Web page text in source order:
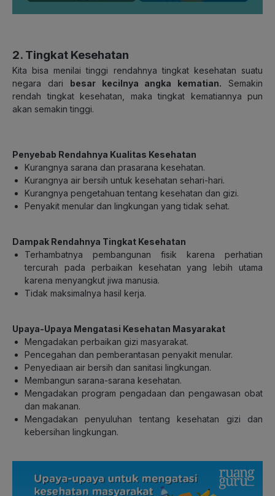
2. Tingkat Kesehatan
Kita bisa menilai tinggi rendahnya tingkat kesehatan suatu
negara dari besar kecilnya angka kematian. Semakin
rendah tingkat kesehatan, maka tingkat kematiannya pun
akan semakin tinggi.
Penyebab Rendahnya Kualitas Kesehatan
Kurangnya sarana dan prasarana kesehatan.
Kurangnya air bersih untuk kesehatan sehari-hari.
Kurangnya pengetahuan tentang kesehatan dan gizi.
Penyakit menular dan lingkungan yang tidak sehat.
Dampak Rendahnya Tingkat Kesehatan
Terhambatnya pembangunan fisik karena perhatian
tercurah pada perbaikan kesehatan yang lebih utama
karena menyangkut jiwa manusia.
Tidak maksimalnya hasil kerja.
Upaya-Upaya Mengatasi Kesehatan Masyarakat
Mengadakan perbaikan gizi masyarakat.
Pencegahan dan pemberantasan penyakit menular.
Penyediaan air bersih dan sanitasi lingkungan.
Membangun sarana-sarana kesehatan.
Mengadakan program pengadaan dan pengawasan obat
dan makanan.
Mengadakan penyuluhan tentang kesehatan gizi dan
kebersihan lingkungan.